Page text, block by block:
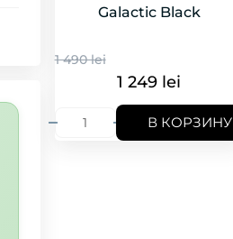
Galactic Black
1 490 lei
1 249 lei
В КОРЗИНУ